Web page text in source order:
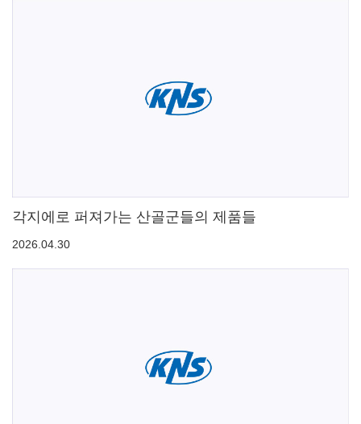
각지에로 퍼져가는 산골군들의 제품들
2026.04.30